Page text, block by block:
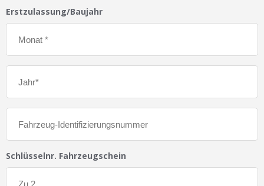
Erstzulassung/Baujahr
Schlüsselnr. Fahrzeugschein